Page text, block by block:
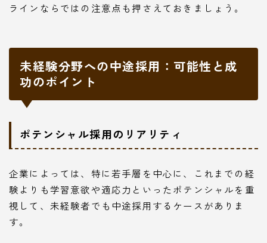
ラインならではの注意点も押さえておきましょう。
未経験分野への中途採用：可能性と成
功のポイント
ポテンシャル採用のリアリティ
企業によっては、特に若手層を中心に、これまでの経
験よりも学習意欲や適応力といったポテンシャルを重
視して、未経験者でも中途採用するケースがありま
す。